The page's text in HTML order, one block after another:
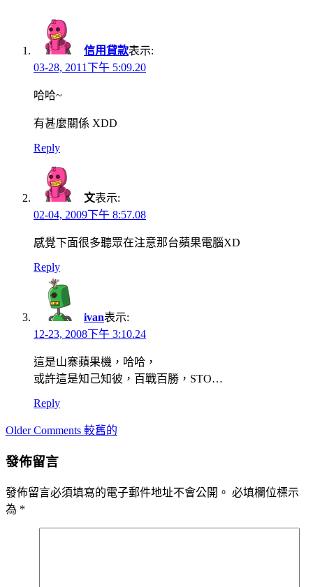
信用貸款表示:
03-28, 2011下午 5:09.20
哈哈~
有甚麼關係 XDD
Reply
文表示:
02-04, 2009下午 8:57.08
感覺下面很多聽眾在注意那台蘋果電腦XD
Reply
ivan表示:
12-23, 2008下午 3:10.24
這是山寨蘋果機，哈哈，
或許這是知己知彼，百戰百勝，STO…
Reply
Comment
Older Comments 較舊的
發佈留言
發佈留言必須填寫的電子郵件地址不會公開。 必填欄位標示
為 *